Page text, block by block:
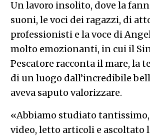
Un lavoro insolito, dove la
suoni, le voci dei ragazzi, di
professionisti e la voce di
molto emozionanti, in cui il
Pescatore racconta il mare, la
di un luogo dall’incredibile
aveva saputo valorizzare.
«Abbiamo studiato
video, letto articoli e ascoltato